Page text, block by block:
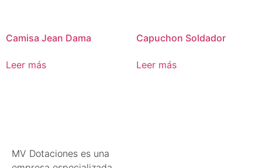
Camisa Jean Dama
Leer más
Capuchon Soldador
Leer más
MV Dotaciones es una